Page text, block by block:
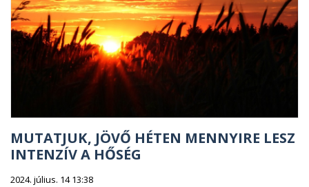
MUTATJUK, JÖVŐ HÉTEN MENNYIRE LESZ
INTENZÍV A HŐSÉG
2024. július. 14 13:38